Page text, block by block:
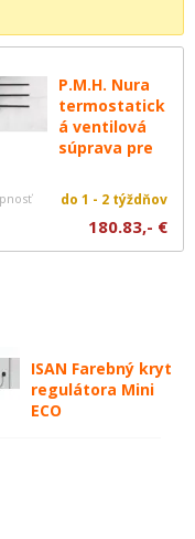
P.M.H. Nura
termostatick
á ventilová
súprava pre
do 1 - 2 týždňov
180.83,- €
ISAN Farebný kryt
regulátora Mini
ECO